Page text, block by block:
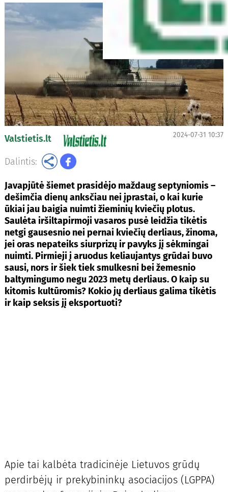
Valstietis.lt 2024-07-31 10:37
Dalintis:
Javapjūtė šiemet prasidėjo maždaug septyniomis –
dešimčia dienų anksčiau nei įprastai, o kai kurie
ūkiai jau baigia nuimti žieminių kviečių plotus.
Saulėta iršiltapirmoji vasaros pusė leidžia tikėtis
netgi gausesnio nei pernai kviečių derliaus, žinoma,
jei oras nepateiks siurprizų ir pavyks jį sėkmingai
nuimti. Pirmieji į aruodus keliaujantys grūdai buvo
sausi, nors ir šiek tiek smulkesni bei žemesnio
baltymingumo negu 2023 metų derliaus. O kaip su
kitomis kultūromis? Kokio jų derliaus galima tikėtis
ir kaip seksis jį eksportuoti?
Apie tai kalbėta tradicinėje Lietuvos grūdų
perdirbėjų ir prekybininkų asociacijos (LGPPA)